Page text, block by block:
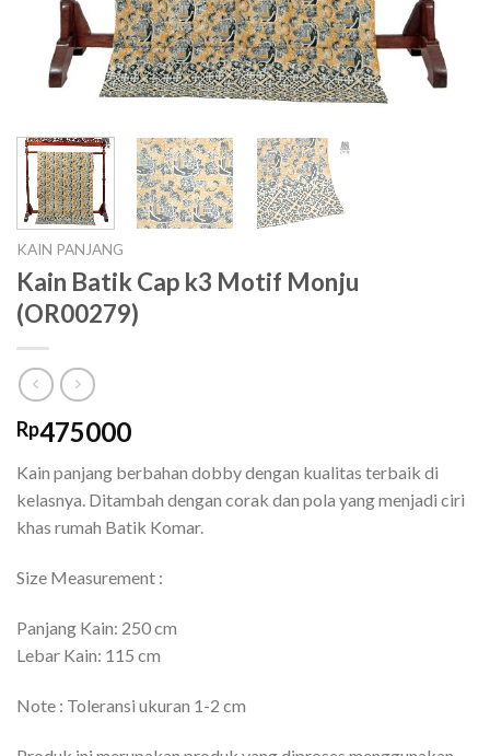
KAIN PANJANG
Kain Batik Cap k3 Motif Monju
(OR00279)
Rp475000
Kain panjang berbahan dobby dengan kualitas terbaik di
kelasnya. Ditambah dengan corak dan pola yang menjadi ciri
khas rumah Batik Komar.
Size Measurement :
Panjang Kain: 250 cm
Lebar Kain: 115 cm
Note : Toleransi ukuran 1-2 cm